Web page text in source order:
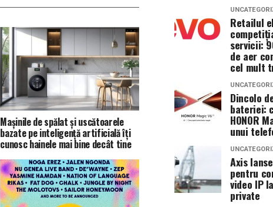
Mașinile de spălat și uscătoarele
bazate pe inteligență artificială îți
cunosc hainele mai bine decât tine
Retailul
servicii:
de aer
cel mult
Dincolo
bateriei:
HONOR
unui
Axis
pentru
video IP
private